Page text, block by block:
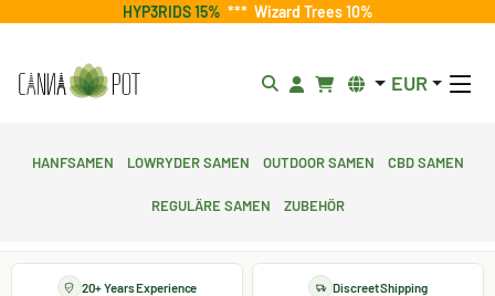
HYP3RIDS 15% *** Wizard Trees 10%
EUR
Hanfsamen Lowryder Samen Outdoor Samen CBD Samen
Reguläre Samen Zubehör
20+ Years Experience Discreet Shipping